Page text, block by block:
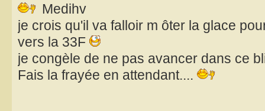
Medihv
je crois qu'il va falloir m ôter la glace
vers la 33F
je congèle de ne pas avancer dans ce
Fais la frayée en attendant....